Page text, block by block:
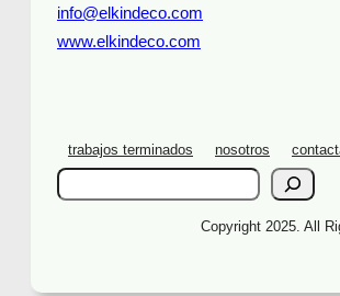
info@elkindeco.com
www.elkindeco.com
trabajos terminados nosotros
S
e
Copyright 2025. All